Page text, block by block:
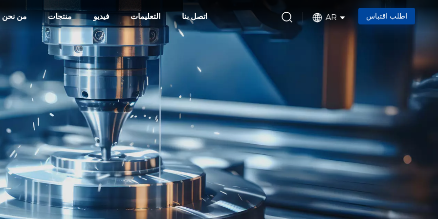
من نحن منتجات فيديو التعليمات اتصل بنا AR اطلب اقتباس